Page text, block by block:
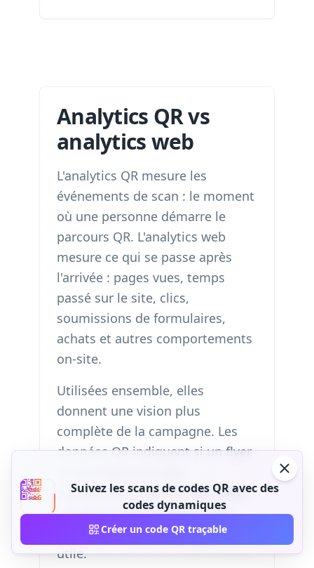
Analytics QR vs
analytics web
L'analytics QR mesure les
événements de scan : le moment
où une personne démarre le
parcours QR. L'analytics web
mesure ce qui se passe après
l'arrivée : pages vues, temps
passé sur le site, clics,
soumissions de formulaires,
achats et autres comportements
on-site.
Utilisées ensemble, elles
donnent une vision plus
complète de la campagne. Les
données QR indiquent si un flyer,
signalétique a généré des scans.
L'analytics web indique si ces
visites ont mené à une action
utile.
Suivez les scans de codes QR avec des
codes dynamiques
Créer un code QR traçable